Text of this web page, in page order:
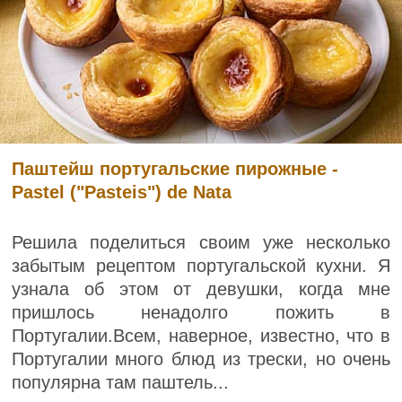
Паштейш португальские пирожные -
Pastel ("Pasteis") de Nata
Решила поделиться своим уже несколько
забытым рецептом португальской кухни. Я
узнала об этом от девушки, когда мне
пришлось ненадолго пожить в
Португалии.Всем, наверное, известно, что в
Португалии много блюд из трески, но очень
популярна там паштель...